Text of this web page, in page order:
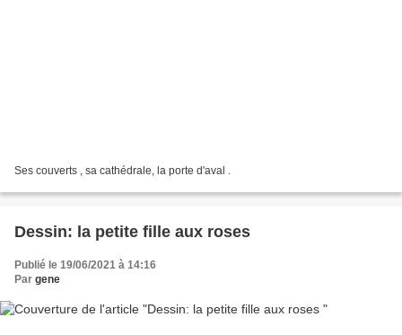
Ses couverts , sa cathédrale, la porte d'aval .
Dessin: la petite fille aux roses
Publié le 19/06/2021 à 14:16
Par gene